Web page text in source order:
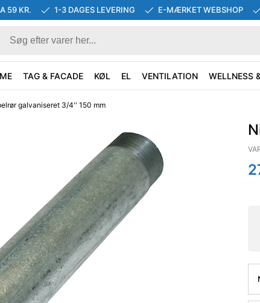
59 KR. 1-3 DAGES LEVERING E-MÆRKET WEBSHOP
TAG & FACADE KØL EL VENTILATION WELLNESS
galvaniseret 3/4'' 150 mm